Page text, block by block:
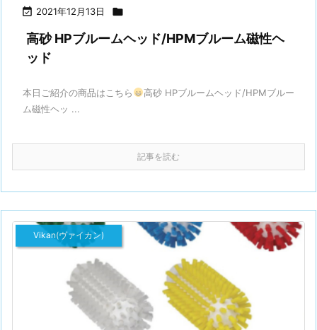
 2021年12月13日 
高砂 HPブルームヘッド/HPMブルーム磁性ヘ
ッド
本日ご紹介の商品はこちら
高砂 HPブルームヘッド/HPMブルー
ム磁性ヘッ ...
記事を読む
Vikan(ヴァイカン)